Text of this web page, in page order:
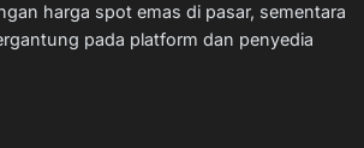
harga spot emas di pasar, sementara
pada platform dan penyedia